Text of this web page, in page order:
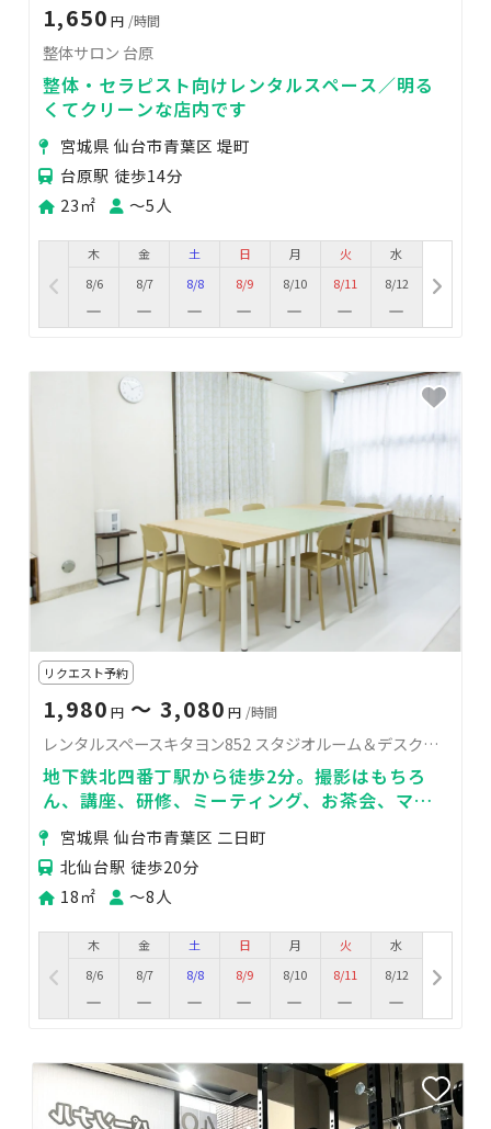
1,650 円 /時間
整体サロン 台原
整体・セラピスト向けレンタルスペース／明る
くてクリーンな店内です
宮城県 仙台市青葉区 堤町
台原駅 徒歩14分
23㎡
〜5人
木
8/6
金
8/7
土
8/8
日
8/9
月
8/10
火
8/11
水
8/12
リクエスト予約
1,980 円 〜 3,080 円 /時間
レンタルスペースキタヨン852 スタジオルーム＆デスクルーム
地下鉄北四番丁駅から徒歩2分。撮影はもちろ
ん、講座、研修、ミーティング、お茶会、ママ
会、ワークショップにぴったりのお部屋です。
宮城県 仙台市青葉区 二日町
北仙台駅 徒歩20分
18㎡
〜8人
木
8/6
金
8/7
土
8/8
日
8/9
月
8/10
火
8/11
水
8/12